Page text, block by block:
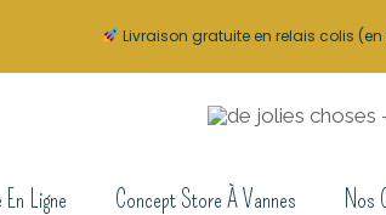
Ligne Concept Store À Vannes Nos
Livraison gratuite en relais colis